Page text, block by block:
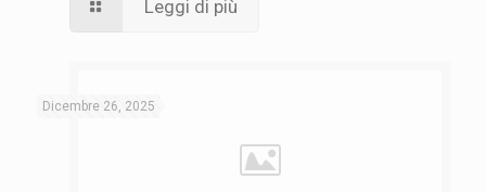
Leggi di più
Dicembre 26, 2025